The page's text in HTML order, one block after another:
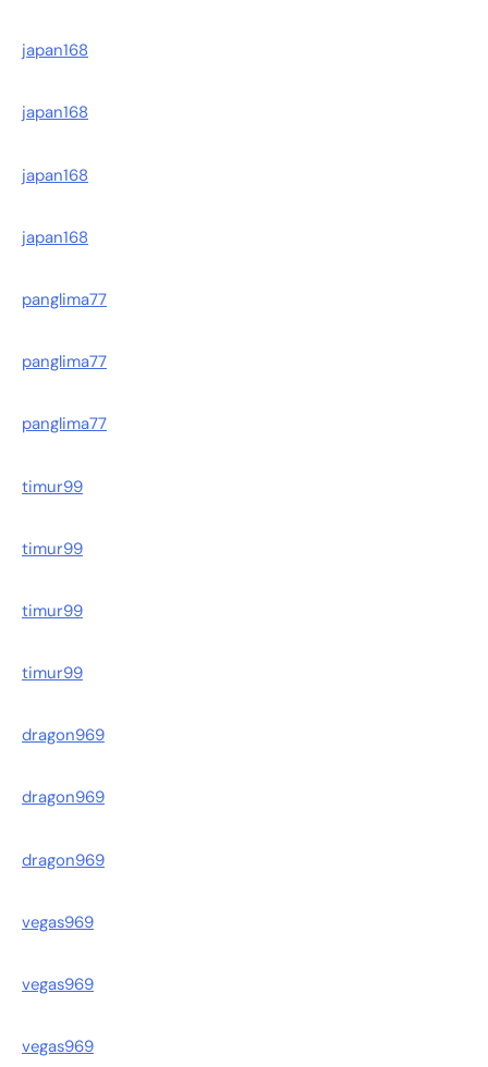
japan168
japan168
japan168
japan168
panglima77
panglima77
panglima77
timur99
timur99
timur99
timur99
dragon969
dragon969
dragon969
vegas969
vegas969
vegas969